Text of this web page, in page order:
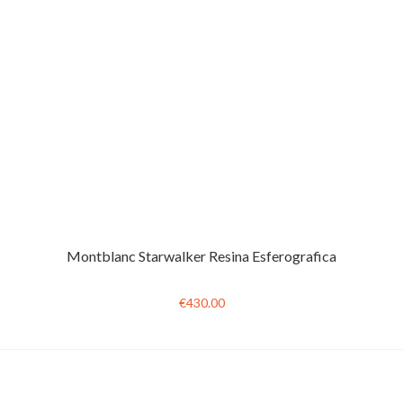
Montblanc Starwalker Resina Esferografica
€430.00